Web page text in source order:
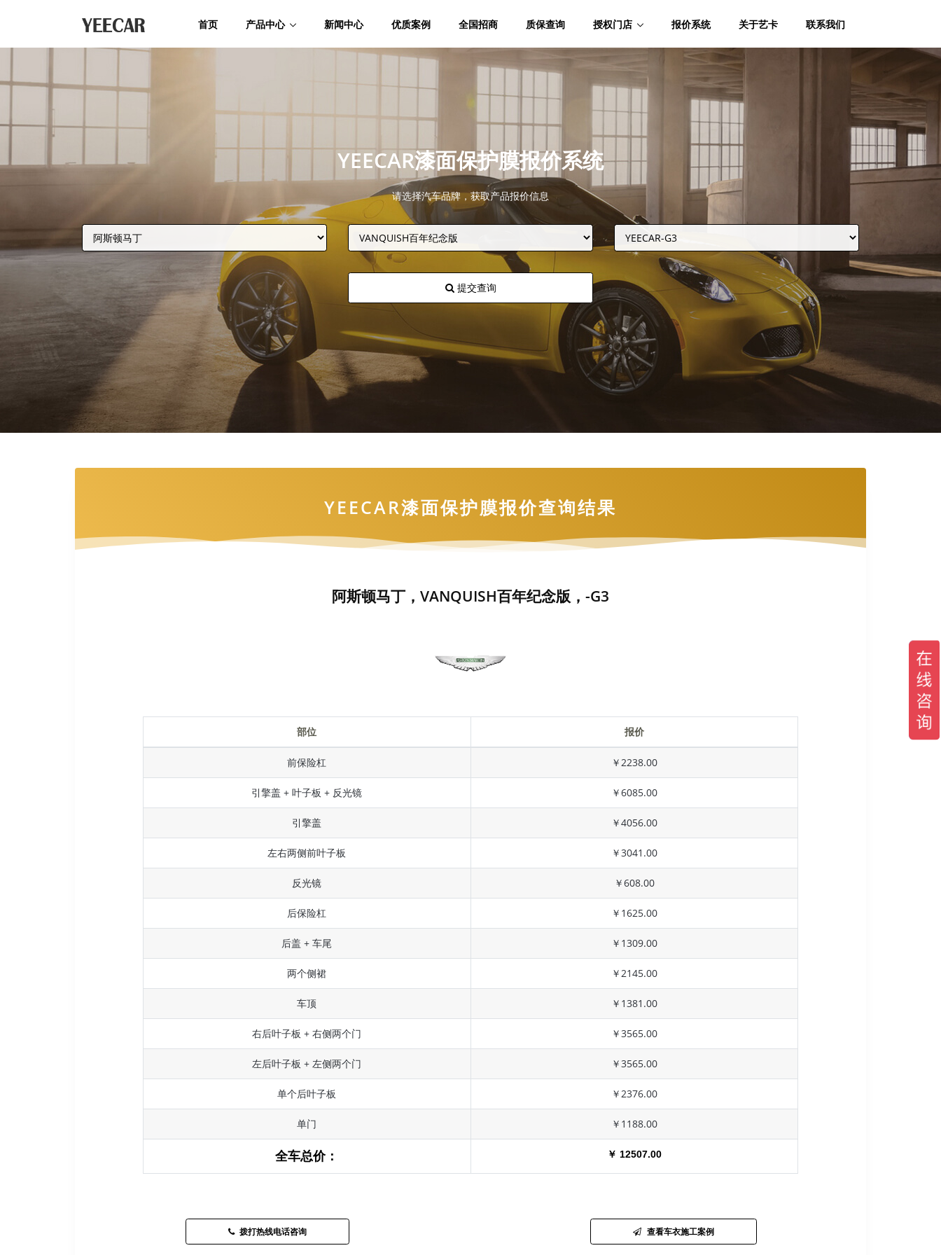
首页 产品中心 新闻中心 优质案例 全国招商 质保查询 授权门店 报价系统 关于艺卡 联系我们
YEECAR漆面保护膜报价系统
请选择汽车品牌，获取产品报价信息
提交查询
YEECAR漆面保护膜报价查询结果
阿斯顿马丁，VANQUISH百年纪念版，-G3
部位 报价
前保险杠 ￥2238.00
引擎盖 + 叶子板 + 反光镜 ￥6085.00
引擎盖 ￥4056.00
左右两侧前叶子板 ￥3041.00
反光镜 ￥608.00
后保险杠 ￥1625.00
后盖 + 车尾 ￥1309.00
两个侧裙 ￥2145.00
车顶 ￥1381.00
右后叶子板 + 右侧两个门 ￥3565.00
左后叶子板 + 左侧两个门 ￥3565.00
单个后叶子板 ￥2376.00
单门 ￥1188.00
全车总价： ￥ 12507.00
拨打热线电话咨询 查看车衣施工案例